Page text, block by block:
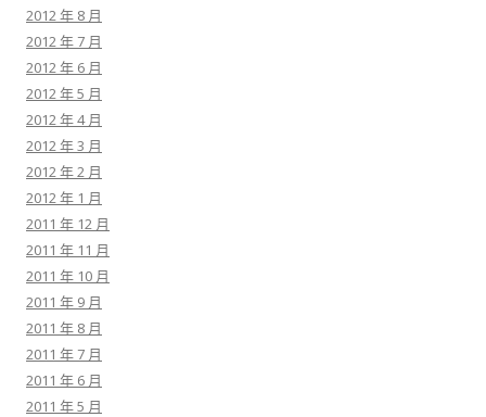
2012 年 8 月
2012 年 7 月
2012 年 6 月
2012 年 5 月
2012 年 4 月
2012 年 3 月
2012 年 2 月
2012 年 1 月
2011 年 12 月
2011 年 11 月
2011 年 10 月
2011 年 9 月
2011 年 8 月
2011 年 7 月
2011 年 6 月
2011 年 5 月